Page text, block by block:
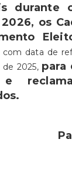
durante
os
com data de
2025, para
e